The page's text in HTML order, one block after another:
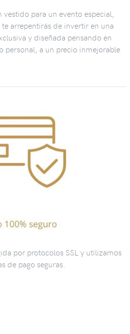
vestido para un evento especial,
arrepentirás de invertir en una
y diseñada pensando en
personal, a un precio inmejorable
por protocolos SSL y utilizamos
de pago seguras.